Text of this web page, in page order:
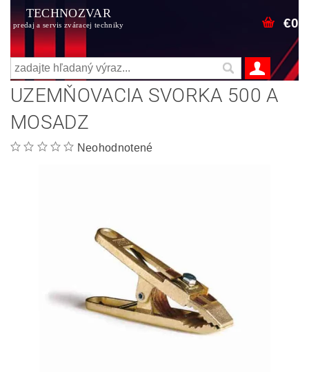
TECHNOZVAR
predaj a servis zváracej techniky €0
UZEMŇOVACIA SVORKA 500 A
MOSADZ
Neohodnotené